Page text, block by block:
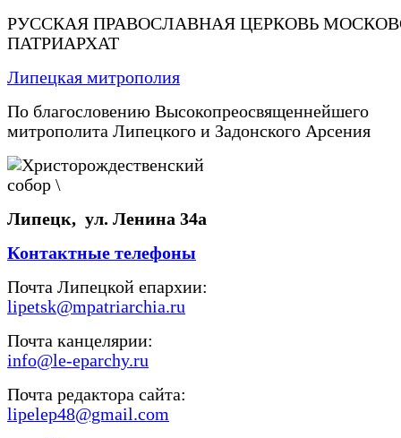
РУССКАЯ ПРАВОСЛАВНАЯ ЦЕРКОВЬ
ПАТРИАРХАТ
Липецкая митрополия
По благословению Высокопреосвященнейшего
митрополита Липецкого и Задонского Арсения
Липецк, ул. Ленина 34а
Контактные телефоны
Почта Липецкой епархии:
lipetsk@mpatriarchia.ru
Почта канцелярии:
info@le-eparchy.ru
Почта редактора сайта:
lipelep48@gmail.com